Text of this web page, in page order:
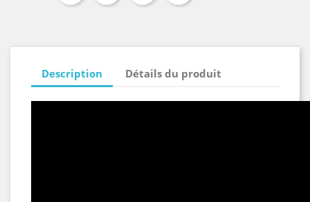
Description Détails du produit